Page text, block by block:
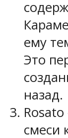
ему
Это
назад.
смеси